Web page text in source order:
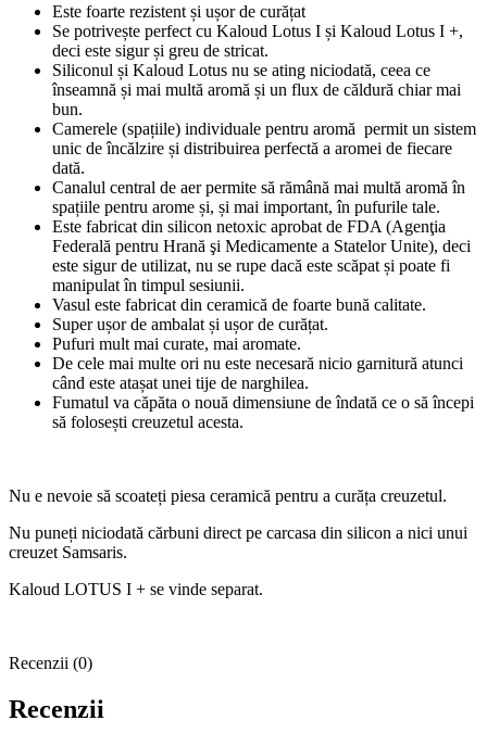
Este foarte rezistent și ușor de curățat
Se potrivește perfect cu Kaloud Lotus I și Kaloud Lotus I +,
deci este sigur și greu de stricat.
Siliconul și Kaloud Lotus nu se ating niciodată, ceea ce
înseamnă și mai multă aromă și un flux de căldură chiar mai
bun.
Camerele (spațiile) individuale pentru aromă permit un sistem
unic de încălzire și distribuirea perfectă a aromei de fiecare
dată.
Canalul central de aer permite să rămână mai multă aromă în
spațiile pentru arome și, și mai important, în pufurile tale.
Este fabricat din silicon netoxic aprobat de FDA (Agenţia
Federală pentru Hrană şi Medicamente a Statelor Unite), deci
este sigur de utilizat, nu se rupe dacă este scăpat și poate fi
manipulat în timpul sesiunii.
Vasul este fabricat din ceramică de foarte bună calitate.
Super ușor de ambalat și ușor de curățat.
Pufuri mult mai curate, mai aromate.
De cele mai multe ori nu este necesară nicio garnitură atunci
când este atașat unei tije de narghilea.
Fumatul va căpăta o nouă dimensiune de îndată ce o să începi
să folosești creuzetul acesta.
Nu e nevoie să scoateți piesa ceramică pentru a curăța creuzetul.
Nu puneți niciodată cărbuni direct pe carcasa din silicon a nici unui
creuzet Samsaris.
Kaloud LOTUS I + se vinde separat.
Recenzii (0)
Recenzii